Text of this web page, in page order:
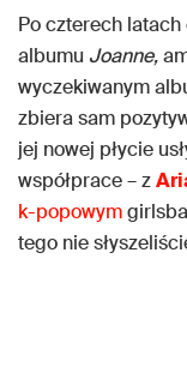
Po czterech
albumu Joanne,
wyczekiwanym
zbiera sam
jej nowej płycie
współprace – z
k-popowym
tego nie